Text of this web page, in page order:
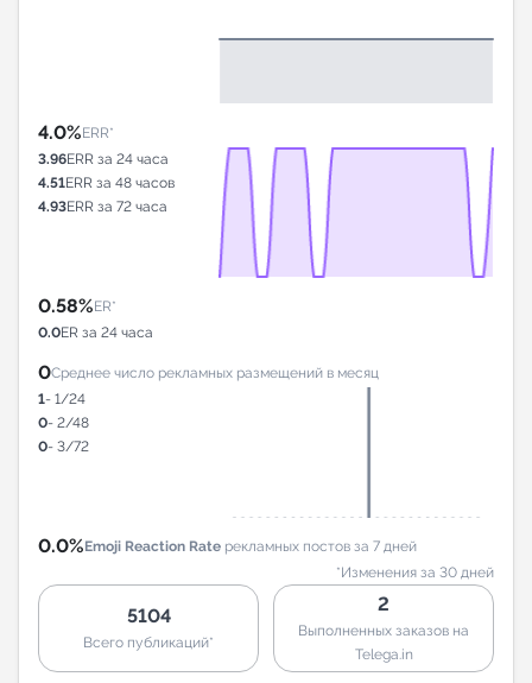
4.0%ERR*
3.96ERR за 24 часа
4.51ERR за 48 часов
4.93ERR за 72 часа
0.58%ER*
0.0ER за 24 часа
0Среднее число рекламных размещений в месяц
1- 1/24
0- 2/48
0- 3/72
0.0%Emoji Reaction Rate рекламных постов за 7 дней
*Изменения за 30 дней
5104
Всего публикаций*
2
Выполненных заказов на
Telega.in